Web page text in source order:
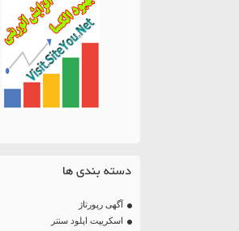
دسته بندی ها
آگهی رپورتاژ
اسکریپت اپلود سنتر